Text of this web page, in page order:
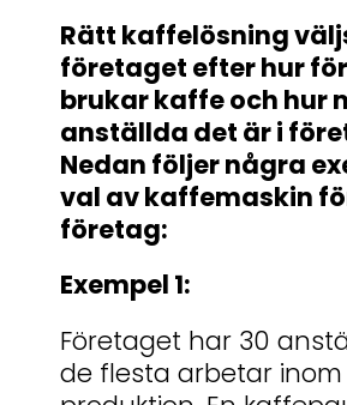
Rätt kaffelösning
företaget efter hur
brukar kaffe och hur
anställda det är i
Nedan följer några
val av kaffemaskin
företag:
Exempel 1:
Företaget har 30
de flesta arbetar inom